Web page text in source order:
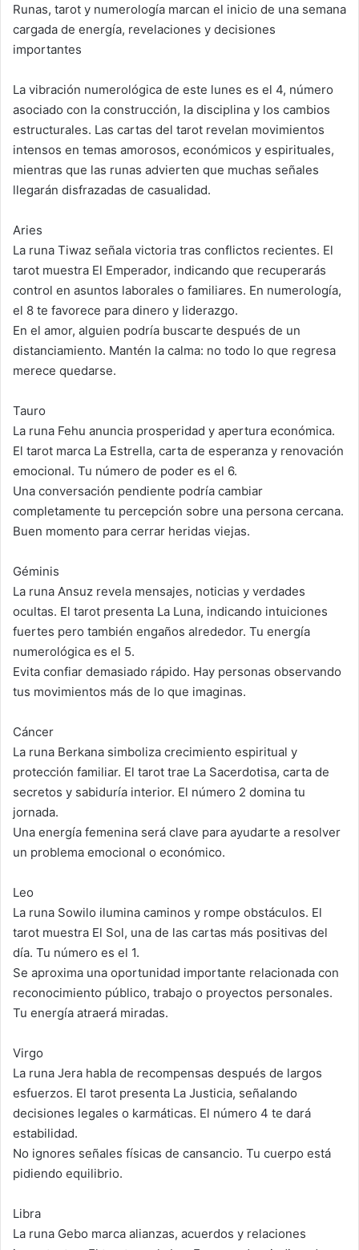
Runas, tarot y numerología marcan el inicio de una semana
cargada de energía, revelaciones y decisiones
importantes
La vibración numerológica de este lunes es el 4, número
asociado con la construcción, la disciplina y los cambios
estructurales. Las cartas del tarot revelan movimientos
intensos en temas amorosos, económicos y espirituales,
mientras que las runas advierten que muchas señales
llegarán disfrazadas de casualidad.
Aries
La runa Tiwaz señala victoria tras conflictos recientes. El
tarot muestra El Emperador, indicando que recuperarás
control en asuntos laborales o familiares. En numerología,
el 8 te favorece para dinero y liderazgo.
En el amor, alguien podría buscarte después de un
distanciamiento. Mantén la calma: no todo lo que regresa
merece quedarse.
Tauro
La runa Fehu anuncia prosperidad y apertura económica.
El tarot marca La Estrella, carta de esperanza y renovación
emocional. Tu número de poder es el 6.
Una conversación pendiente podría cambiar
completamente tu percepción sobre una persona cercana.
Buen momento para cerrar heridas viejas.
Géminis
La runa Ansuz revela mensajes, noticias y verdades
ocultas. El tarot presenta La Luna, indicando intuiciones
fuertes pero también engaños alrededor. Tu energía
numerológica es el 5.
Evita confiar demasiado rápido. Hay personas observando
tus movimientos más de lo que imaginas.
Cáncer
La runa Berkana simboliza crecimiento espiritual y
protección familiar. El tarot trae La Sacerdotisa, carta de
secretos y sabiduría interior. El número 2 domina tu
jornada.
Una energía femenina será clave para ayudarte a resolver
un problema emocional o económico.
Leo
La runa Sowilo ilumina caminos y rompe obstáculos. El
tarot muestra El Sol, una de las cartas más positivas del
día. Tu número es el 1.
Se aproxima una oportunidad importante relacionada con
reconocimiento público, trabajo o proyectos personales.
Tu energía atraerá miradas.
Virgo
La runa Jera habla de recompensas después de largos
esfuerzos. El tarot presenta La Justicia, señalando
decisiones legales o karmáticas. El número 4 te dará
estabilidad.
No ignores señales físicas de cansancio. Tu cuerpo está
pidiendo equilibrio.
Libra
La runa Gebo marca alianzas, acuerdos y relaciones